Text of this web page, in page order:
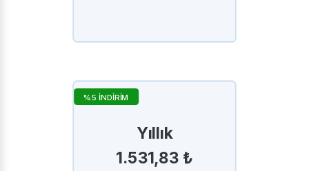
Yıllık
1.531,83 ₺
%5 İNDİRİM